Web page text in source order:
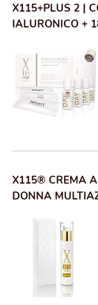
X115+PLUS 2 |
IALURONICO +
X115® CREMA
DONNA